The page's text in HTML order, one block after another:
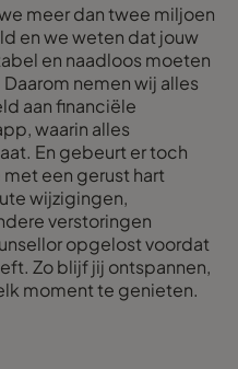
meer dan twee miljoen
en we weten dat jouw
en naadloos moeten
nemen wij alles
aan financiële
waarin alles
En gebeurt er toch
een gerust hart
wijzigingen,
verstoringen
opgelost voordat
Zo blijf jij ontspannen,
moment te genieten.